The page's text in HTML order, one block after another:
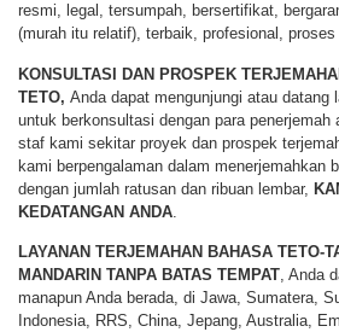
resmi, legal, tersumpah, bersertifikat,
(murah itu relatif), terbaik, profesional,
KONSULTASI DAN PROSPEK
TETO, Anda dapat mengunjungi atau datang
untuk berkonsultasi dengan para penerjemah
staf kami sekitar proyek dan prospek
kami berpengalaman dalam menerjemahkan
dengan jumlah ratusan dan ribuan lembar,
KEDATANGAN ANDA
LAYANAN TERJEMAHAN BAHASA TETO-
MANDARIN TANPA BATAS TEMPAT , Anda
manapun Anda berada, di Jawa, Sumatera,
Indonesia, RRS, China, Jepang, Australia,